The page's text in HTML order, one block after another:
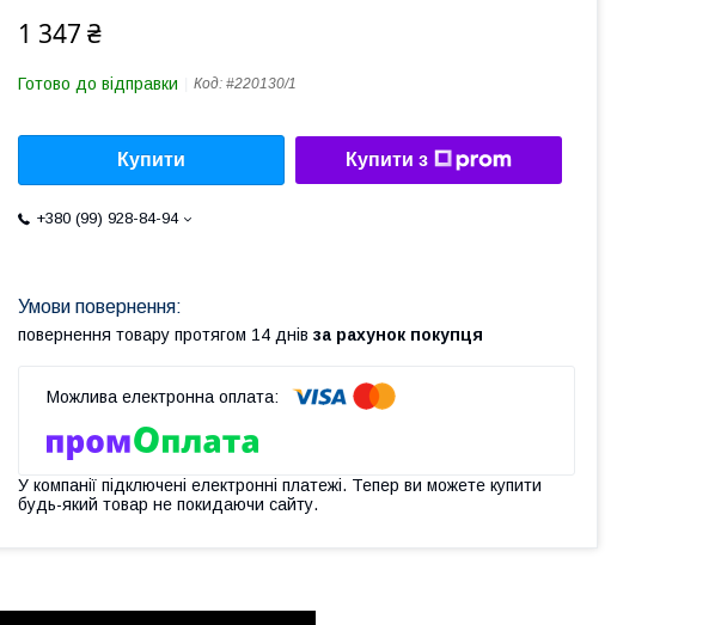
1 347 ₴
Готово до відправки Код: #220130/1
Купити Купити з
+380 (99) 928-84-94
повернення товару протягом 14 днів за рахунок покупця
У компанії підключені електронні платежі. Тепер ви можете купити
будь-який товар не покидаючи сайту.